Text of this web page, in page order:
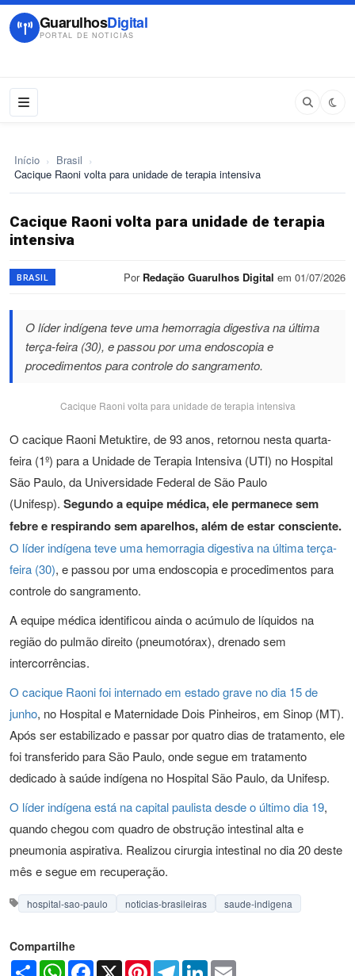
GuarulhosDigital
PORTAL DE NOTICIAS
Início › Brasil ›
Cacique Raoni volta para unidade de terapia intensiva
Cacique Raoni volta para unidade de terapia
intensiva
BRASIL Por Redação Guarulhos Digital em 01/07/2026
O líder indígena teve uma hemorragia digestiva na última
terça-feira (30), e passou por uma endoscopia e
procedimentos para controle do sangramento.
Cacique Raoni volta para unidade de terapia intensiva
O cacique Raoni Metuktire, de 93 anos, retornou nesta quarta-
feira (1º) para a Unidade de Terapia Intensiva (UTI) no Hospital
São Paulo, da Universidade Federal de São Paulo
(Unifesp). Segundo a equipe médica, ele permanece sem
febre e respirando sem aparelhos, além de estar consciente.
O líder indígena teve uma hemorragia digestiva na última terça-
feira (30), e passou por uma endoscopia e procedimentos para
controle do sangramento.
A equipe médica identificou ainda o acúmulo de líquidos na
região do pulmão direito (pneumotórax), drenado sem
intercorrências.
O cacique Raoni foi internado em estado grave no dia 15 de
junho, no Hospital e Maternidade Dois Pinheiros, em Sinop (MT).
Após ser estabilizado e passar por quatro dias de tratamento, ele
foi transferido para São Paulo, onde segue em tratamento
dedicado à saúde indígena no Hospital São Paulo, da Unifesp.
O líder indígena está na capital paulista desde o último dia 19,
quando chegou com quadro de obstrução intestinal alta e
pneumonia aspirativa. Realizou cirurgia intestinal no dia 20 deste
mês e segue em recuperação.
hospital-sao-paulo noticias-brasileiras saude-indigena
Compartilhe
Share WhatsAppFacebook
X PinterestTelegramLinkedIn